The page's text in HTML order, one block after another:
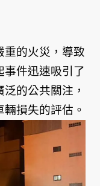
重的火災，導致
事件迅速吸引了
的公共關注，
損失的評估。